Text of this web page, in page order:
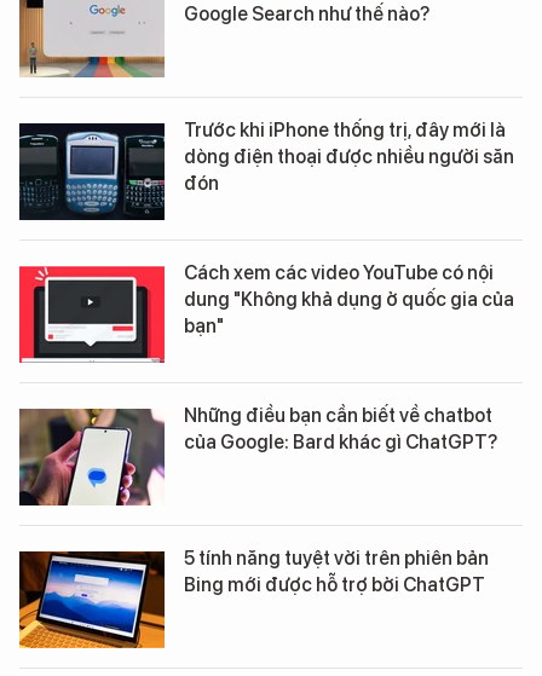
Google Search như thế nào?
Trước khi iPhone thống trị, đây mới là
dòng điện thoại được nhiều người săn
đón
Cách xem các video YouTube có nội
dung "Không khả dụng ở quốc gia của
bạn"
Những điều bạn cần biết về chatbot
của Google: Bard khác gì ChatGPT?
5 tính năng tuyệt vời trên phiên bản
Bing mới được hỗ trợ bởi ChatGPT